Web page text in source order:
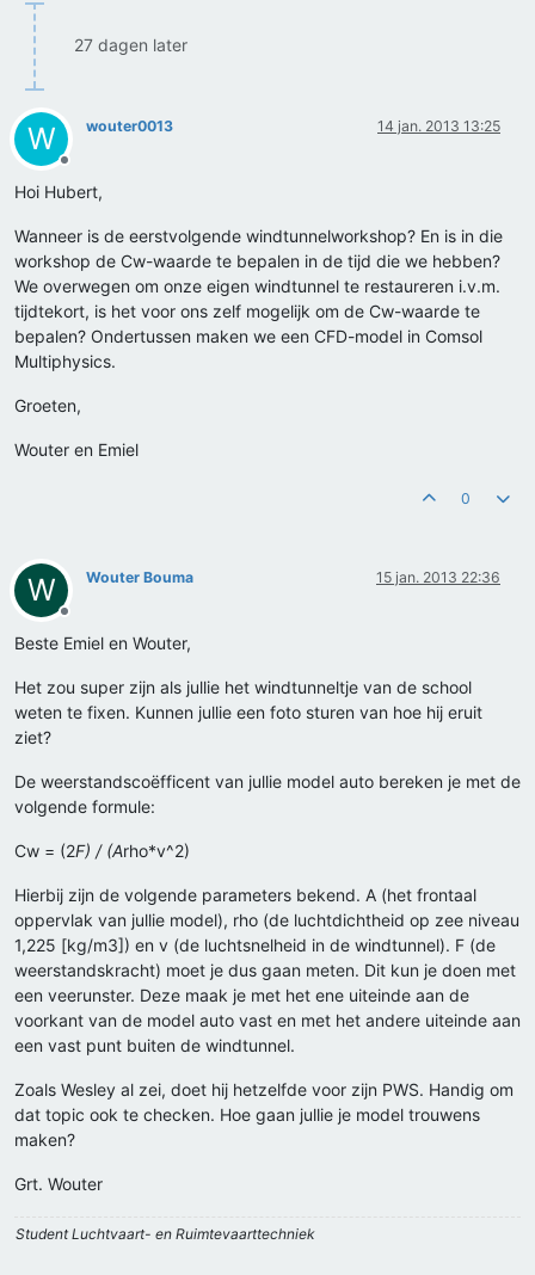
27 dagen later
W
Offline
wouter0013 14 jan. 2013 13:25
Hoi Hubert,
Wanneer is de eerstvolgende windtunnelworkshop? En is in die
workshop de Cw-waarde te bepalen in de tijd die we hebben?
We overwegen om onze eigen windtunnel te restaureren i.v.m.
tijdtekort, is het voor ons zelf mogelijk om de Cw-waarde te
bepalen? Ondertussen maken we een CFD-model in Comsol
Multiphysics.
Groeten,
Wouter en Emiel
0
W
Offline
Wouter Bouma 15 jan. 2013 22:36
Beste Emiel en Wouter,
Het zou super zijn als jullie het windtunneltje van de school
weten te fixen. Kunnen jullie een foto sturen van hoe hij eruit
ziet?
De weerstandscoëfficent van jullie model auto bereken je met de
volgende formule:
Cw = (2F) / (Arho*v^2)
Hierbij zijn de volgende parameters bekend. A (het frontaal
oppervlak van jullie model), rho (de luchtdichtheid op zee niveau
1,225 [kg/m3]) en v (de luchtsnelheid in de windtunnel). F (de
weerstandskracht) moet je dus gaan meten. Dit kun je doen met
een veerunster. Deze maak je met het ene uiteinde aan de
voorkant van de model auto vast en met het andere uiteinde aan
een vast punt buiten de windtunnel.
Zoals Wesley al zei, doet hij hetzelfde voor zijn PWS. Handig om
dat topic ook te checken. Hoe gaan jullie je model trouwens
maken?
Grt. Wouter
Student Luchtvaart- en Ruimtevaarttechniek